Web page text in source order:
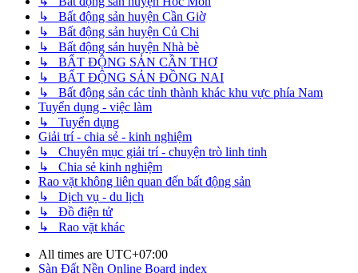
↳ Bất động sản huyện Cần Giờ
↳ Bất động sản huyện Củ Chi
↳ Bất động sản huyện Nhà bè
↳ BẤT ĐỘNG SẢN CẦN THƠ
↳ BẤT ĐỘNG SẢN ĐỒNG NAI
↳ Bất động sản các tỉnh thành khác khu vực phía Nam
Tuyển dụng - việc làm
↳ Tuyển dụng
Giải trí - chia sẻ - kinh nghiệm
↳ Chuyên mục giải trí - chuyện trò linh tinh
↳ Chia sẻ kinh nghiệm
Rao vặt không liên quan đến bất động sản
↳ Dịch vụ - du lịch
↳ Đồ điện tử
↳ Rao vặt khác
All times are UTC+07:00
Sàn Đất Nền Online Board index